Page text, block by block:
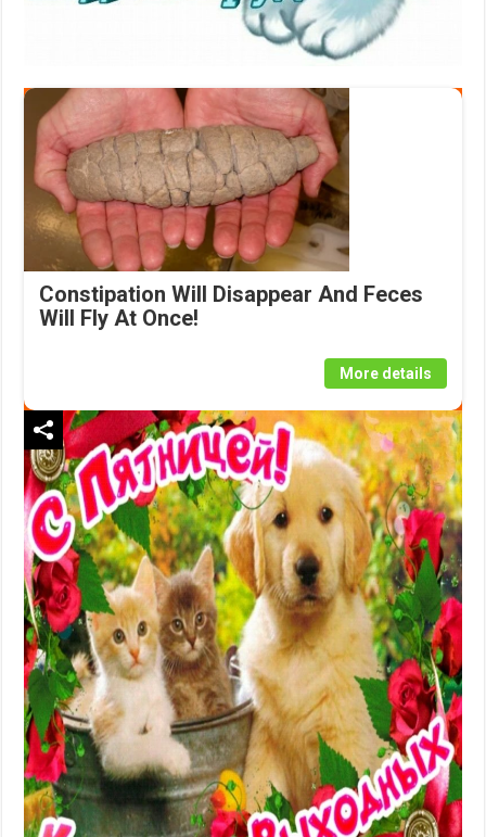
Constipation Will Disappear And Feces
Will Fly At Once!
More details